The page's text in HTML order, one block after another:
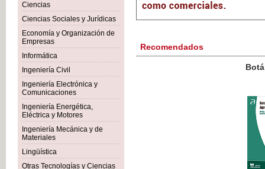
Ciencias
Ciencias Sociales y Jurídicas
Economía y Organización de
Empresas
Informática
Ingeniería Civil
Ingeniería Electrónica y
Comunicaciones
Ingeniería Energética,
Eléctrica y Motores
Ingeniería Mecánica y de
Materiales
Lingüística
Otras Tecnologías y Ciencias
Recomendados
IVA